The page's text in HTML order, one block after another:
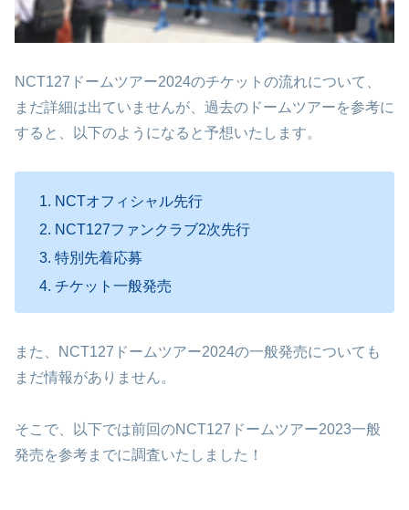
NCT127ドームツアー2024のチケットの流れについて、
まだ詳細は出ていませんが、過去のドームツアーを参考に
すると、以下のようになると予想いたします。
NCTオフィシャル先行
NCT127ファンクラブ2次先行
特別先着応募
チケット一般発売
また、NCT127ドームツアー2024の一般発売についても
まだ情報がありません。
そこで、以下では前回のNCT127ドームツアー2023一般
発売を参考までに調査いたしました！